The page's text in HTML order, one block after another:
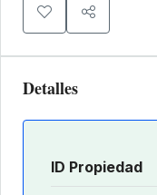
Detalles
ID Propiedad